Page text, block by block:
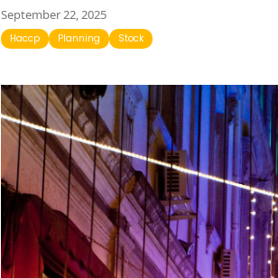
September 22, 2025
Haccp Planning Stock